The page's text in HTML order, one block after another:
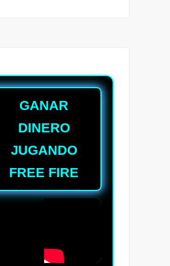
GANAR
DINERO
JUGANDO
FREE FIRE